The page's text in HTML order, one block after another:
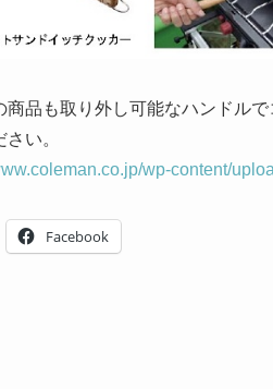
商品も取り外し可能なハンドル
い。
wp-content/
Facebook